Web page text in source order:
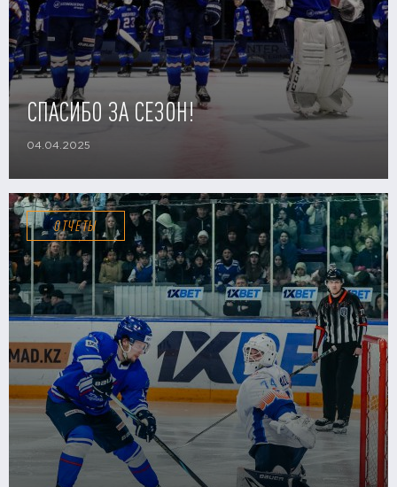
СПАСИБО ЗА СЕЗОН!
04.04.2025
ОТЧЕТЫ